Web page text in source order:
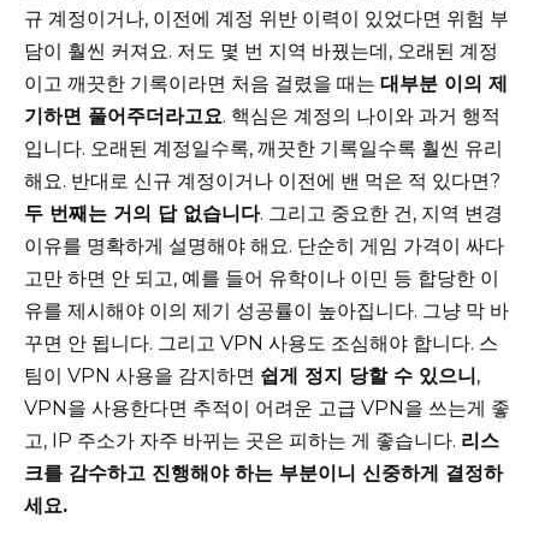
규 계정이거나, 이전에 계정 위반 이력이 있었다면 위험 부
담이 훨씬 커져요. 저도 몇 번 지역 바꿨는데, 오래된 계정
이고 깨끗한 기록이라면 처음 걸렸을 때는 대부분 이의 제
기하면 풀어주더라고요. 핵심은 계정의 나이와 과거 행적
입니다. 오래된 계정일수록, 깨끗한 기록일수록 훨씬 유리
해요. 반대로 신규 계정이거나 이전에 밴 먹은 적 있다면?
두 번째는 거의 답 없습니다. 그리고 중요한 건, 지역 변경
이유를 명확하게 설명해야 해요. 단순히 게임 가격이 싸다
고만 하면 안 되고, 예를 들어 유학이나 이민 등 합당한 이
유를 제시해야 이의 제기 성공률이 높아집니다. 그냥 막 바
꾸면 안 됩니다. 그리고 VPN 사용도 조심해야 합니다. 스
팀이 VPN 사용을 감지하면 쉽게 정지 당할 수 있으니 ,
VPN을 사용한다면 추적이 어려운 고급 VPN을 쓰는게 좋
고, IP 주소가 자주 바뀌는 곳은 피하는 게 좋습니다. 리스
크를 감수하고 진행해야 하는 부분이니 신중하게 결정하
세요.